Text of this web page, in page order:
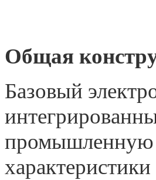
Общая
Базовый
промышленную